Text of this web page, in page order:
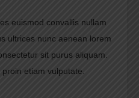
euismod convallis nullam
ultrices nunc aenean lorem
sit purus aliquam.
etiam vulputate.